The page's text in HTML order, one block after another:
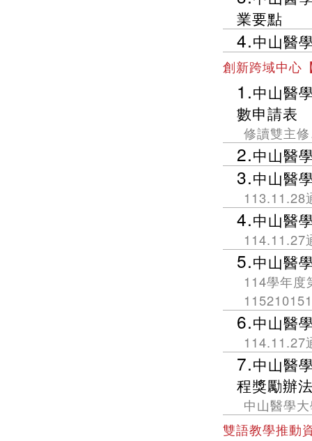
業要點
4.中山醫
創新跨域中心
1.中山醫
數申請表
修讀雙主
2.中山醫
3.中山醫
113.11.28
4.中山醫
114.11.27
5.中山醫
114學年度
6.中山醫
114.11.27
7.中山醫
程獎勵辦
中山醫學
雙語教學推動